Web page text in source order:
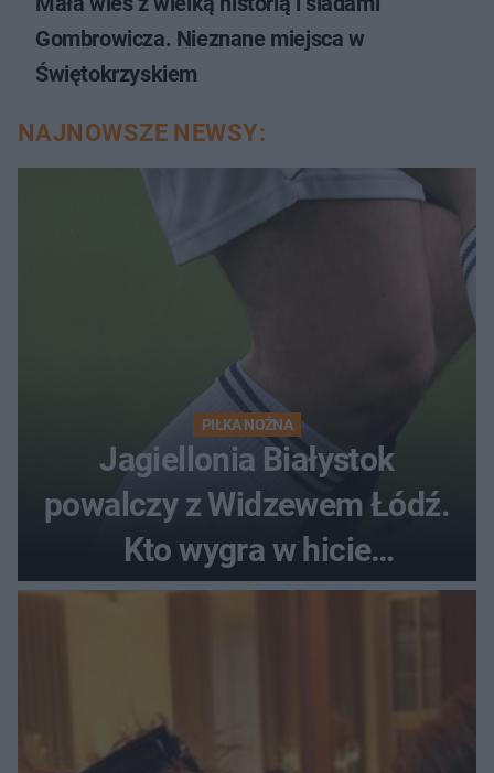
Gombrowicza. Nieznane miejsca w
Świętokrzyskiem
NAJNOWSZE NEWSY:
PIŁKA NOŻNA
Jagiellonia Białystok
powalczy z Widzewem Łódź.
Kto wygra w hicie
Ekstraklasy?